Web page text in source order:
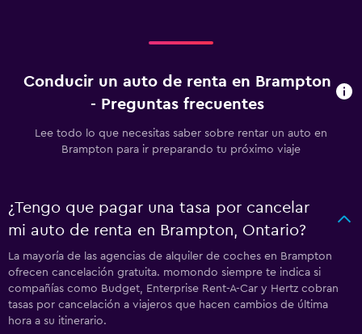
Conducir un auto de renta en Brampton
- Preguntas frecuentes
Lee todo lo que necesitas saber sobre rentar un auto en
Brampton para ir preparando tu próximo viaje
¿Tengo que pagar una tasa por cancelar
mi auto de renta en Brampton, Ontario?
La mayoría de las agencias de alquiler de coches en Brampton
ofrecen cancelación gratuita. momondo siempre te indica si
compañías como Budget, Enterprise Rent-A-Car y Hertz cobran
tasas por cancelación a viajeros que hacen cambios de última
hora a su itinerario.